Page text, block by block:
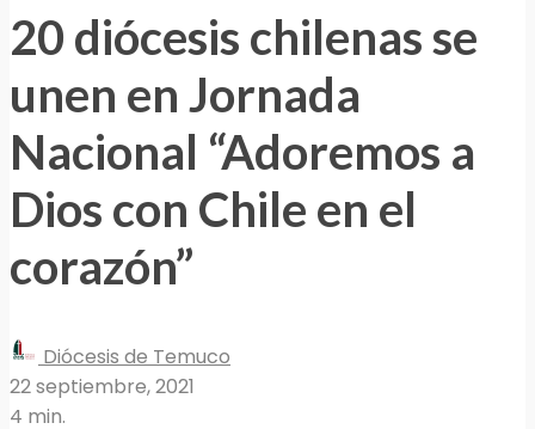
20 diócesis chilenas se
unen en Jornada
Nacional “Adoremos a
Dios con Chile en el
corazón”
Diócesis de Temuco
22 septiembre, 2021
4 min.